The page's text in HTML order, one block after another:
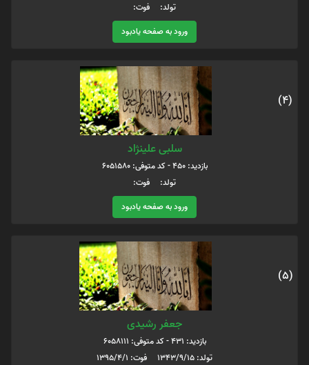
تولد: فوت:
ورود به صفحه یادبود
(4)
سلبی علینژاد
بازدید: 450 - کد متوفی: 6051580
تولد: فوت:
ورود به صفحه یادبود
(5)
جعفر رشیدی
بازدید: 431 - کد متوفی: 6058111
تولد: ۱۳۴۳/۹/۱۵ فوت: ۱۳۹۵/۴/۱